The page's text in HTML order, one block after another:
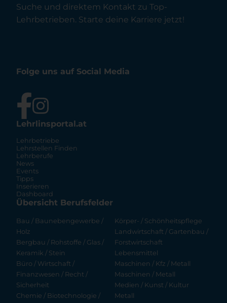
Suche und direktem Kontakt zu Top-
Lehrbetrieben. Starte deine Karriere jetzt!
Folge uns auf Social Media
Lehrlinsportal.at
Lehrbetriebe
Lehrstellen Finden
Lehrberufe
News
Events
Tipps
Inserieren
Dashboard
Übersicht Berufsfelder
Bau / Baunebengewerbe /
Holz
Bergbau / Rohstoffe / Glas /
Keramik / Stein
Büro / Wirtschaft /
Finanzwesen / Recht /
Sicherheit
Chemie / Biotechnologie /
Körper- / Schönheitspflege
Landwirtschaft / Gartenbau /
Forstwirtschaft
Lebensmittel
Maschinen / Kfz / Metall
Maschinen / Metall
Medien / Kunst / Kultur
Metall